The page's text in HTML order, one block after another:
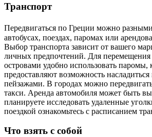
Транспорт
Передвигаться по Греции можно
автобусах, поездах, паромах или
Выбор транспорта зависит от вашего
личных предпочтений. Для
островами удобно использовать паромы,
предоставляют возможность
пейзажами. В городах можно
такси. Аренда автомобиля может быть
планируете исследовать удаленные
поездкой ознакомьтесь с расписанием
Что взять с собой